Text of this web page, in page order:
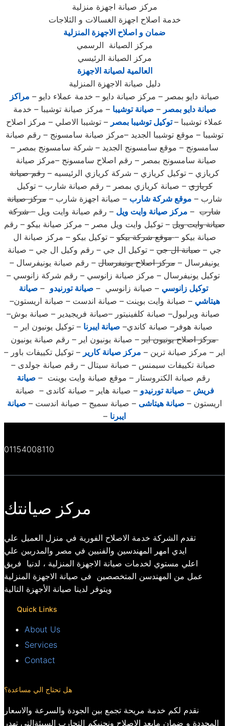
مركز صيانة اجهزة منزلية
خدمة اصلاح اجهزة الغسالات و الثلاجات
ضمان و اصلاح الاجهزة المنزلية
مركز الصيانة الرسمي
مركز الصيانة الرئيسي
العالمية لصيانة الاجهزة
دليل صيانة الاجهزة المنزلية
صيانة دايو بمصر – مركز صيانة دايو – خدمة عملاء دايو – مراكز
صيانة دايو بمصر – صيانة توشيبا – مركز صيانة توشيبا – خدمة
عملاء توشيبا –توكيل توشيبا بمصر – توشيبا الاصلي – مركز اصلاح
توشيبا – موقع توشيبا الجديد –مركز صيانة سامسونج – رقم صيانة
سامسونج – موقع سامسونج الجديد – شركة سامسونج بمصر –
صيانة سامسونج بمصر – رقم اصلاح سامسونج –مركز صيانة
كريازي – توكيل كريازي – شركة كريازي الرئيسيه – رقم صيانة
كريازي– صيانة كريازي بمصر – رقم صيانة شارب – توكيل
شارب – موقع شركة شارب – صيانة اجهزة شارب – مركز صيانة
شارب – مركز صيانة وايت ويل – رقم صيانة وايت ويل –شركة
صيانة وايت ويل – توكيل وايت ويل مصر – مركز صيانة بيكو – رقم
صيانة بيكو –موقع شركة بيكو– توكيل بيكو – مركز صيانة ال
جي – صيانة ال جي – توكيل ال جي – رقم وكيل ال جي – صيانة
يونيفرسال – مركز اصلاح يونيفرسال – رقم صيانة يونيفرسال –
توكيل يونيفرسال – مركز صيانة زانوسي – رقم شركة زانوسي –
توكيل زانوسي – صيانة زانوسي – صيانة تورنيدو – صيانة
هيتاشي – صيانة وايت بوينت – صيانة اندست – صيانة اريستون–
صيانة ويرلبول– صيانة كلفينيتور –صيانة فريجيدير – صيانة بوش–
صيانة هوفر– صيانة كاندي– صيانة ايبرنا – توكيل يونيون اير –
مركز اصلاح يونيون اير– صيانة يونيون اير – رقم صيانة يونيون
اير – مركز صيانة ترين – مركز صيانة كارير – توكيل تكييفات باور –
صيانة تكييفات سيمنس – صيانة سيتال – رقم صيانة جولدى –
رقم صيانة الكتروستار – موقع صيانة وايت بوينت – صيانة
فريش – صيانة تورنيدو – صيانة هاير – صيانة كاندى – صيانة
اريستون – صيانة هيتاشى – صيانة سميج – صيانة اندست – صيانة
ايبرنا –
01154008110
مركز صيانتك
تقدم الشركة خدمة الاصلاح الفورية في منزل العميل علي
ايدي امهر المهندسين والفنيين في مصر والمدربين علي
اعلي مستوي لخدمات صيانة الاجهزة المنزلية ، لدنيا فريق
عمل من المهندسن المتخصصين فى صيانة الاجهزة المنزلية
ويتوفر لدينا صيانة الأجهزة التالية
Quick Links
About Us
Services
Contact
هل تحتاج الي مساعدة؟
نقدم لكم خدمة مريحة تجمع بين الجودة والسرعة والاسعار
المحددة و ضمان مابعد الاصلاح ونجنبكم التجارب السيئةالتي تهدر